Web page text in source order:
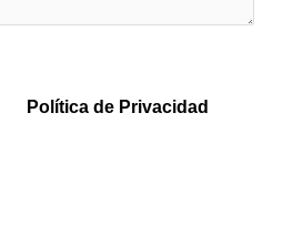
Política de Privacidad